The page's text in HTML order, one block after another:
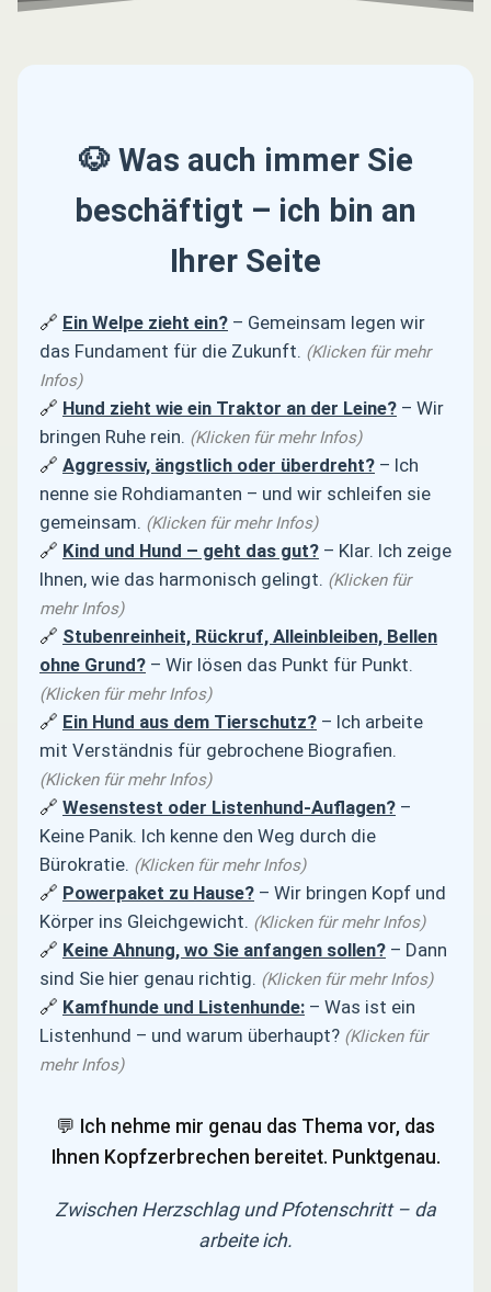
🐶 Was auch immer Sie
beschäftigt – ich bin an
Ihrer Seite
🔗 Ein Welpe zieht ein? – Gemeinsam legen wir
das Fundament für die Zukunft. (Klicken für mehr
Infos)
🔗 Hund zieht wie ein Traktor an der Leine? – Wir
bringen Ruhe rein. (Klicken für mehr Infos)
🔗 Aggressiv, ängstlich oder überdreht? – Ich
nenne sie Rohdiamanten – und wir schleifen sie
gemeinsam. (Klicken für mehr Infos)
🔗 Kind und Hund – geht das gut? – Klar. Ich zeige
Ihnen, wie das harmonisch gelingt. (Klicken für
mehr Infos)
🔗 Stubenreinheit, Rückruf, Alleinbleiben, Bellen
ohne Grund? – Wir lösen das Punkt für Punkt.
(Klicken für mehr Infos)
🔗 Ein Hund aus dem Tierschutz? – Ich arbeite
mit Verständnis für gebrochene Biografien.
(Klicken für mehr Infos)
🔗 Wesenstest oder Listenhund-Auflagen? –
Keine Panik. Ich kenne den Weg durch die
Bürokratie. (Klicken für mehr Infos)
🔗 Powerpaket zu Hause? – Wir bringen Kopf und
Körper ins Gleichgewicht. (Klicken für mehr Infos)
🔗 Keine Ahnung, wo Sie anfangen sollen? – Dann
sind Sie hier genau richtig. (Klicken für mehr Infos)
🔗 Kamfhunde und Listenhunde: – Was ist ein
Listenhund – und warum überhaupt? (Klicken für
mehr Infos)
💬 Ich nehme mir genau das Thema vor, das
Ihnen Kopfzerbrechen bereitet. Punktgenau.
Zwischen Herzschlag und Pfotenschritt – da
arbeite ich.